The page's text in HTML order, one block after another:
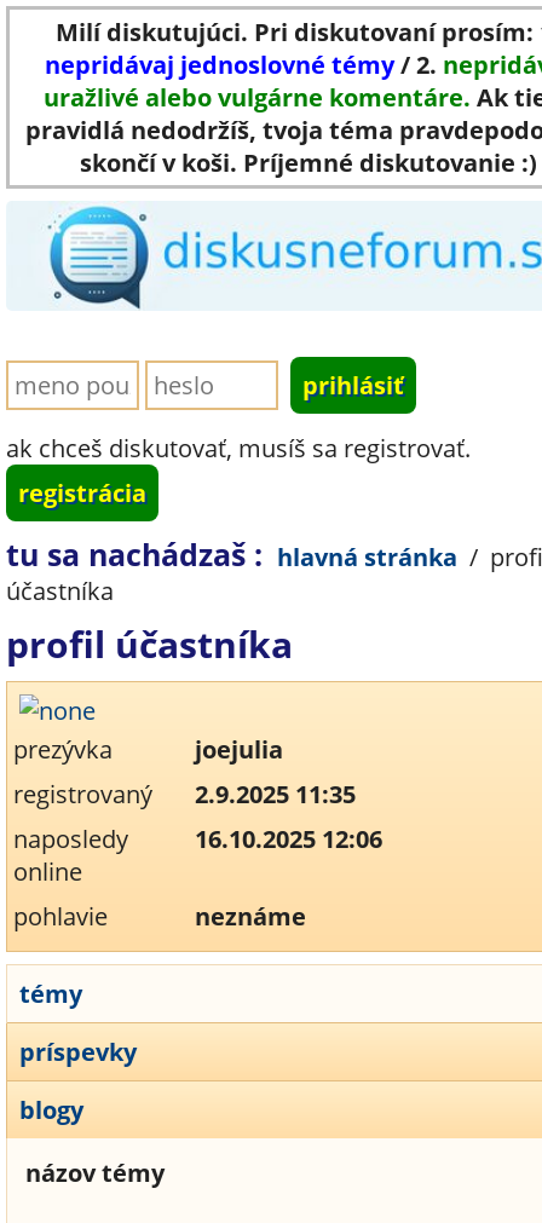
Milí diskutujúci. Pri diskutovaní prosím:
nepridávaj jednoslovné témy/ 2.
uražlivé alebo vulgárne komentáre. Ak
pravidlá nedodržíš, tvoja téma
skončí v koši. Príjemné diskutovanie :)
ak chceš diskutovať, musíš sa registrovať.
registrácia
tu sa nachádzaš : hlavná stránka /
účastníka
profil účastníka
prezývka
joejulia
registrovaný
2.9.2025 11:35
naposledy
online
16.10.2025 12:06
pohlavie neznáme
témy
príspevky
blogy
názov témy